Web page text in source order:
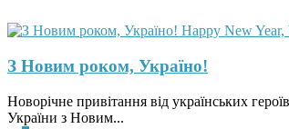
З Новим роком, Україно!
Новорічне привітання від українських
України з Новим...